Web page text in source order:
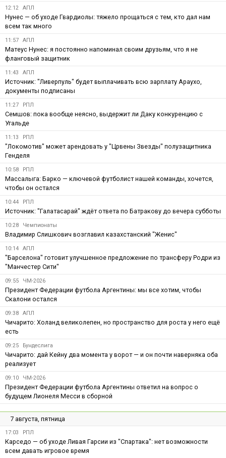
12:12 АПЛ
Нунес — об уходе Гвардиолы: тяжело прощаться с тем, кто дал нам
всем так много
11:57 АПЛ
Матеус Нунес: я постоянно напоминал своим друзьям, что я не
фланговый защитник
11:43 АПЛ
Источник: "Ливерпуль" будет выплачивать всю зарплату Араухо,
документы подписаны
11:27 РПЛ
Семшов: пока вообще неясно, выдержит ли Даку конкуренцию с
Угальде
11:13 РПЛ
"Локомотив" может арендовать у "Црвены Звезды" полузащитника
Генделя
10:58 РПЛ
Массалыга: Барко — ключевой футболист нашей команды, хочется,
чтобы он остался
10:44 РПЛ
Источник: "Галатасарай" ждёт ответа по Батракову до вечера субботы
10:28 Чемпионаты
Владимир Слишкович возглавил казахстанский "Женис"
10:14 АПЛ
"Барселона" готовит улучшенное предложение по трансферу Родри из
"Манчестер Сити"
09:55 ЧМ-2026
Президент Федерации футбола Аргентины: мы все хотим, чтобы
Скалони остался
09:38 АПЛ
Чичарито: Холанд великолепен, но пространство для роста у него ещё
есть
09:25 Бундеслига
Чичарито: дай Кейну два момента у ворот — и он почти наверняка оба
реализует
09:10 ЧМ-2026
Президент Федерации футбола Аргентины ответил на вопрос о
будущем Лионеля Месси в сборной
7 августа, пятница
17:03 РПЛ
Карседо — об уходе Ливая Гарсии из "Спартака": нет возможности
всем давать игровое время